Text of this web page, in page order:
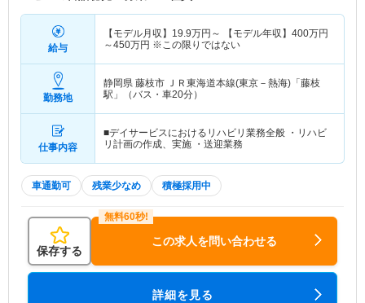
給与
【モデル月収】 19.9万円～ 【モデル年収】 400万円
～450万円 ※この限りではない
勤務地
静岡県 藤枝市 ＪＲ東海道本線(東京－熱海)「藤枝
駅」（バス・車20分）
仕事内容
■デイサービスにおけるリハビリ業務全般 ・リハビ
リ計画の作成、実施 ・送迎業務
車通勤可 残業少なめ 積極採用中
保存する
この求人を問い合わせる
詳細を見る